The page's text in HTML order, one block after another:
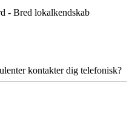
- Bred lokalkendskab
kontakter dig telefonisk?